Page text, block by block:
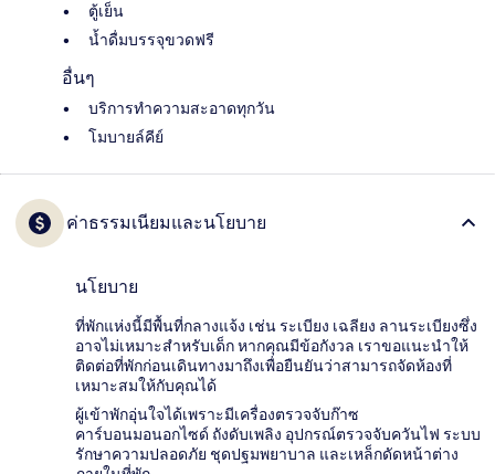
ตู้เย็น
น้ำดื่มบรรจุขวดฟรี
อื่นๆ
บริการทำความสะอาดทุกวัน
โมบายล์คีย์
ค่าธรรมเนียมและนโยบาย
นโยบาย
ที่พักแห่งนี้มีพื้นที่กลางแจ้ง เช่น ระเบียง เฉลียง ลานระเบียงซึ่ง
อาจไม่เหมาะสำหรับเด็ก หากคุณมีข้อกังวล เราขอแนะนำให้
ติดต่อที่พักก่อนเดินทางมาถึงเพื่อยืนยันว่าสามารถจัดห้องที่
เหมาะสมให้กับคุณได้
ผู้เข้าพักอุ่นใจได้เพราะมีเครื่องตรวจจับก๊าซ
คาร์บอนมอนอกไซด์ ถังดับเพลิง อุปกรณ์ตรวจจับควันไฟ ระบบ
รักษาความปลอดภัย ชุดปฐมพยาบาล และเหล็กดัดหน้าต่าง